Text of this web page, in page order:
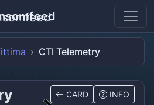
CTI Telemetry
CARD INFO